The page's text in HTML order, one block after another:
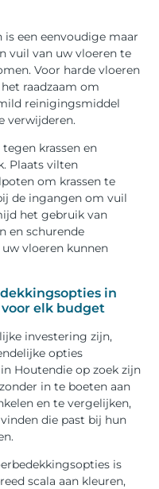
een eenvoudige maar
vuil van uw vloeren te
Voor harde vloeren
raadzaam om
reinigingsmiddel
verwijderen.
krassen en
Plaats vilten
om krassen te
de ingangen om vuil
het gebruik van
en schurende
vloeren kunnen
in
elk budget
investering zijn,
opties
Houtendie op zoek zijn
in te boeten aan
en te vergelijken,
die past bij hun
is
scala aan kleuren,